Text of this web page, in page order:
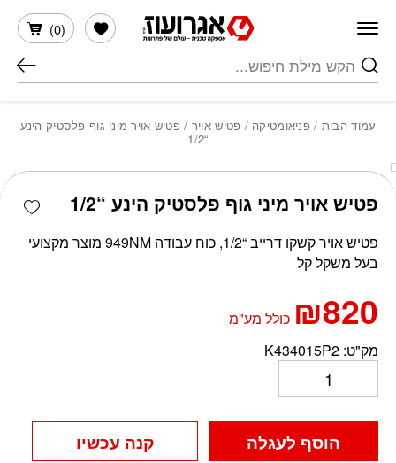
חיפוש
(
0
)
הרשימה שלי
עמוד הבית / פניאומטיקה / פטיש אויר / פטיש אויר מיני גוף פלסטיק הינע
“1/2
פטיש אויר מיני גוף פלסטיק הינע “1/2
₪820 כולל מע"מ
פטיש אויר קשקו דרייב “1/2, כוח עבודה 949NM מוצר מקצועי
בעל משקל קל
מק"ט: K434015P2
כמות פטיש אויר מיני גוף פלסטיק הינע "1/2
הוסף לעגלה קנה עכשיו